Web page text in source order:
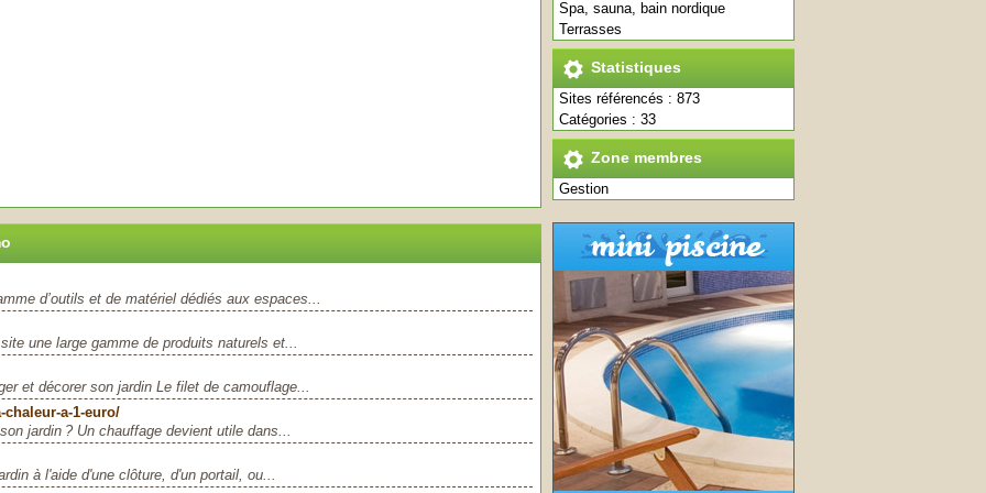
Spa, sauna, bain nordique
Terrasses
Statistiques
Sites référencés : 873
Catégories : 33
Zone membres
Gestion
d’outils et de matériel dédiés aux espaces...
une large gamme de produits naturels et...
et décorer son jardin Le filet de camouflage...
a-1-euro/
jardin ? Un chauffage devient utile dans...
à l'aide d'une clôture, d'un portail, ou...